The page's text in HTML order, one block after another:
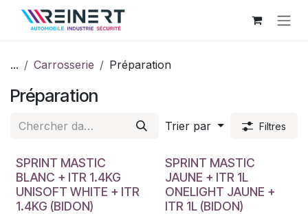
Se rendre au contenu
... Carrosserie Préparation
Préparation
Trier par Filtres
SPRINT MASTIC
BLANC + ITR 1.4KG
UNISOFT WHITE + ITR
1.4KG (BIDON)
SPRINT MASTIC
JAUNE + ITR 1L
ONELIGHT JAUNE +
ITR 1L (BIDON)